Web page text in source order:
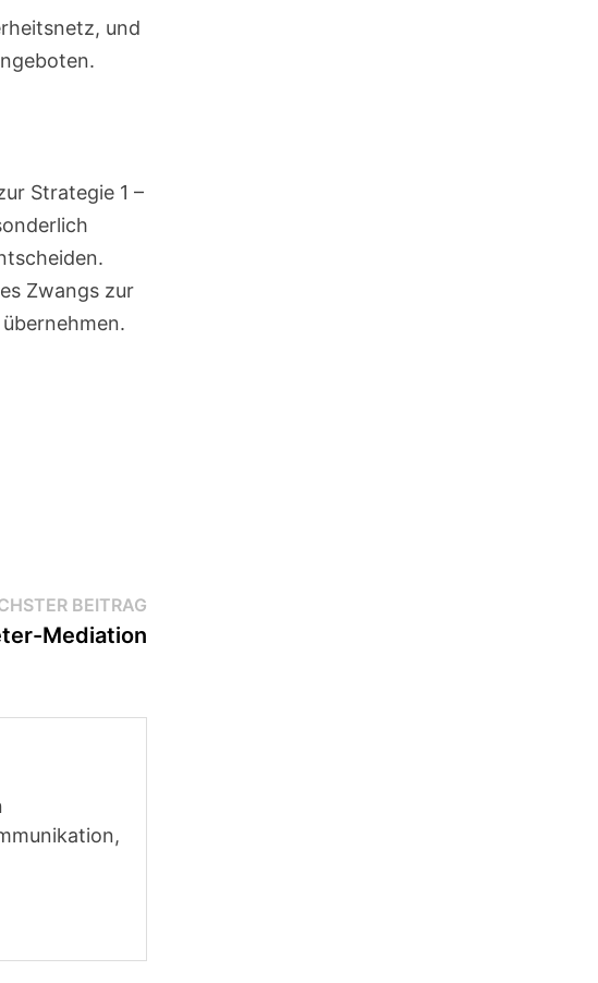
und
Strategie 1 –
Zwangs zur
BEITRAGNächster
Beitrag:
Mediation